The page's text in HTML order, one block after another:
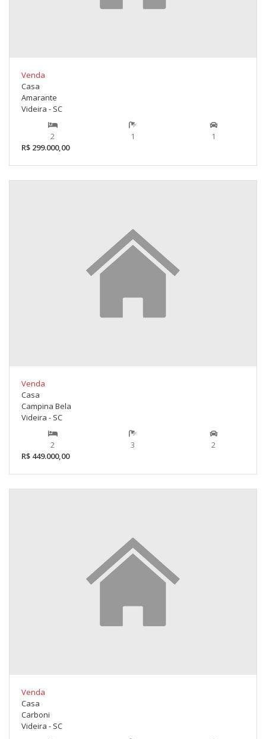
Venda
Casa
Amarante
Videira - SC
2 1
1
R$ 299.000,00
Venda
Casa
Campina Bela
Videira - SC
2 3
2
R$ 449.000,00
Venda
Casa
Carboni
Videira - SC